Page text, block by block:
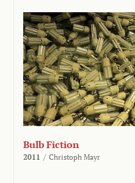
Bulb Fiction
2011 / Christoph Mayr